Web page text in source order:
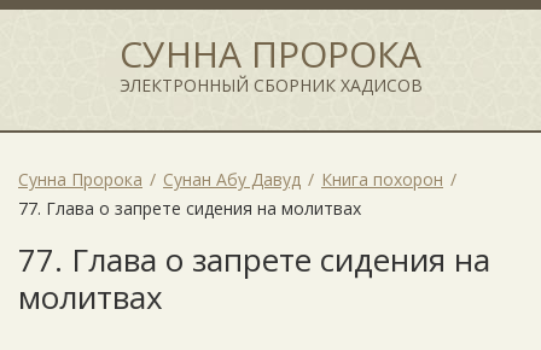
СУННА ПРОРОКА
ЭЛЕКТРОННЫЙ СБОРНИК ХАДИСОВ
Сунна Пророка Сунан Абу Давуд
Книга похорон
77. Глава о запрете сидения на молитвах
77. Глава о запрете сидения на
молитвах